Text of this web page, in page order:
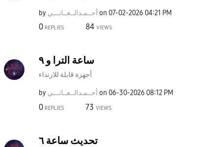
by أحــمـدالــعــانـــي on ‎07-02-2026 04:21 PM
0 REPLIES 84 VIEWS
ساعة الترا و ٩
أجهزة قابلة للارتداء
by أحــمـدالــعــانـــي on ‎06-30-2026 08:12 PM
0 REPLIES 73 VIEWS
تحديث ساعة ٦